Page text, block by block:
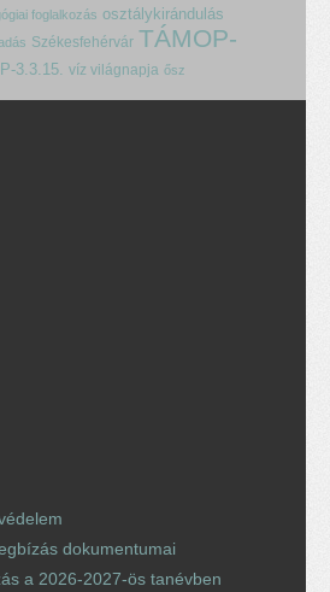
foglalkozás osztálykirándulás
Székesfehérvár TÁMOP-
3.3.15. víz világnapja ősz
dokumentumai
a 2026-2027-ös tanévben